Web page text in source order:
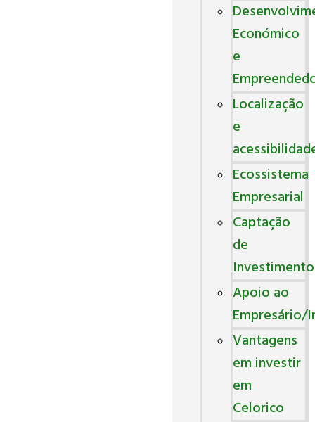
Económico
e
Localização
e
Ecossistema
Empresarial
Captação
de
Investimento
Apoio ao
Empresário/
Vantagens
em investir
em
Celorico